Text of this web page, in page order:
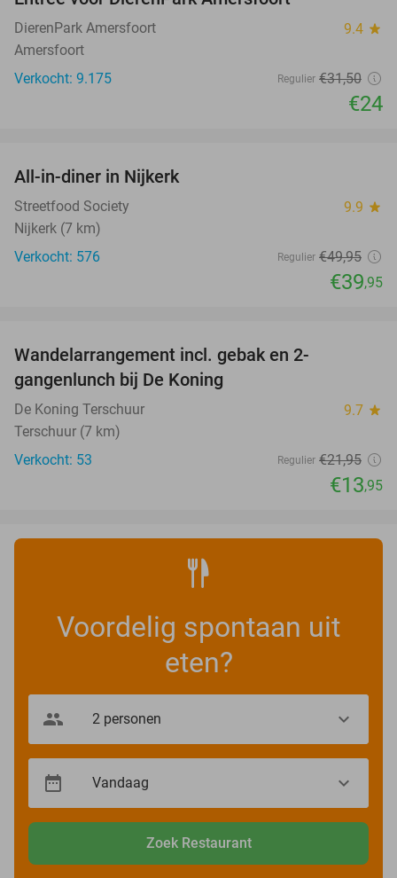
DierenPark Amersfoort 9.4 star
Amersfoort
Verkocht: 9.175
Regulier €31,50
€24
All-in-diner in Nijkerk
Streetfood Society 9.9 star
Nijkerk (7 km)
Verkocht: 576
Regulier €49,95
€39,95
Wandelarrangement incl. gebak en 2-
gangenlunch bij De Koning
De Koning Terschuur 9.7 star
Terschuur (7 km)
Verkocht: 53
Regulier €21,95
€13,95
Voordelig spontaan uit
eten?
Zoek Restaurant